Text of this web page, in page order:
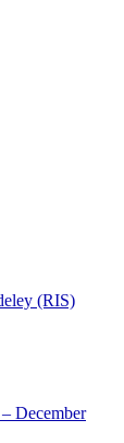
(RIS)
December